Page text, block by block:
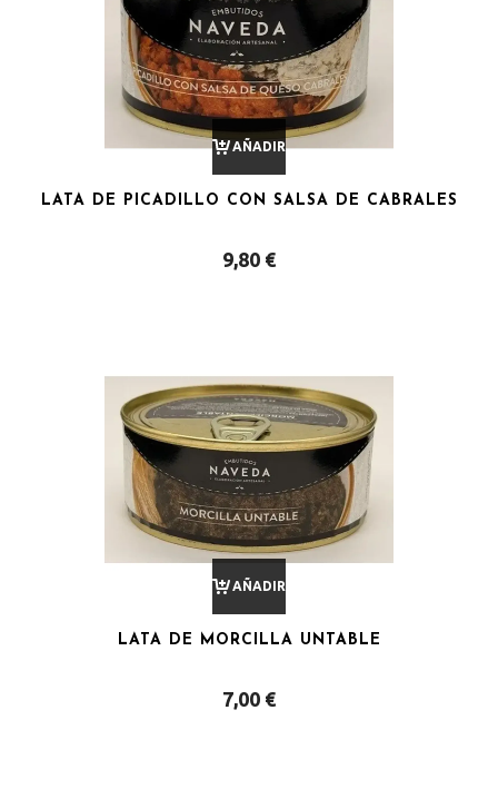
AÑADIR
AL
CARRITO
LATA DE PICADILLO CON SALSA DE CABRALES
9,80 €
AÑADIR
AL
CARRITO
LATA DE MORCILLA UNTABLE
7,00 €